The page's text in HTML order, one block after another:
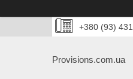
+380 (93)
Provisions.com.ua